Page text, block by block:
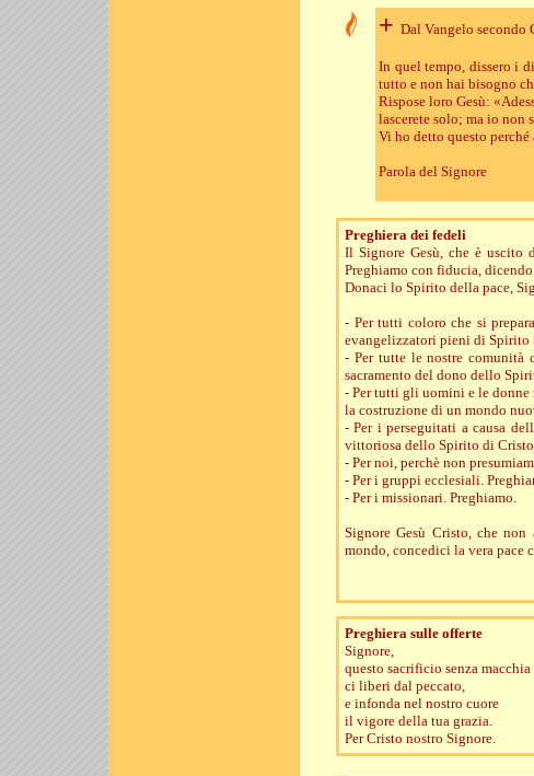
+ Dal Vangelo secondo
In quel tempo, dissero i
tutto e non hai bisogno
Rispose loro Gesù:
lascerete solo; ma io non
Vi ho detto questo
Parola del Signore
Preghiera dei fedeli
Il Signore Gesù, che è uscito
Preghiamo con fiducia,
Donaci lo Spirito della pace,
- Per tutti coloro che si
evangelizzatori pieni di Spirito
- Per tutte le nostre comunità
sacramento del dono dello
- Per tutti gli uomini e le
la costruzione di un mondo
- Per i perseguitati a causa
vittoriosa dello Spirito di
- Per noi, perchè non
- Per i gruppi ecclesiali.
- Per i missionari. Preghiamo.
Signore Gesù Cristo, che
mondo, concedici la vera pace
Preghiera sulle offerte
Signore,
questo sacrificio senza macchia
ci liberi dal peccato,
e infonda nel nostro cuore
il vigore della tua grazia.
Per Cristo nostro Signore.